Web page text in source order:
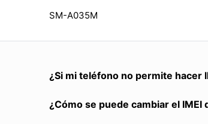
SM-A035M
¿Si mi teléfono no permite hacer
¿Cómo se puede cambiar el IMEI